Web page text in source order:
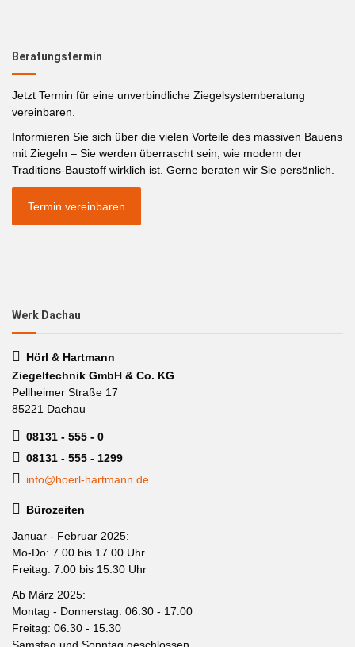
Beratungstermin
Jetzt Termin für eine unverbindliche Ziegelsystemberatung
vereinbaren.
Informieren Sie sich über die vielen Vorteile des massiven Bauens
mit Ziegeln – Sie werden überrascht sein, wie modern der
Traditions-Baustoff wirklich ist. Gerne beraten wir Sie persönlich.
Termin vereinbaren
Werk Dachau
Hörl & Hartmann
Ziegeltechnik GmbH & Co. KG
Pellheimer Straße 17
85221 Dachau
08131 - 555 - 0
08131 - 555 - 1299
info@hoerl-hartmann.de
Bürozeiten
Januar - Februar 2025:
Mo-Do: 7.00 bis 17.00 Uhr
Freitag: 7.00 bis 15.30 Uhr
Ab März 2025:
Montag - Donnerstag: 06.30 - 17.00
Freitag: 06.30 - 15.30
Samstag und Sonntag geschlossen